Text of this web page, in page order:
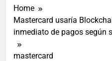
Home
Mastercard usaría
inmediato de pagos según
mastercard